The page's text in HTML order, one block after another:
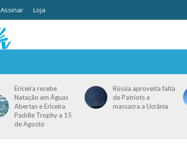
Assinar Loja
Ericeira recebe
Natação em Águas
Abertas e Ericeira
Paddle Trophy a 15
de Agosto
Rússia aproveita falta
de Patriots e
massacra a Ucrânia